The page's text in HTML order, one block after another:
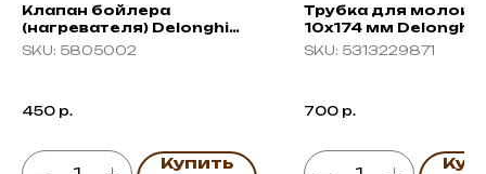
Клапан бойлера
(нагревателя) Delonghi
EC/Bar
SKU: 5805002
450 р.
Купить
Трубка для молока
10x174 мм Delonghi,
5313229871
SKU: 5313229871
700 р.